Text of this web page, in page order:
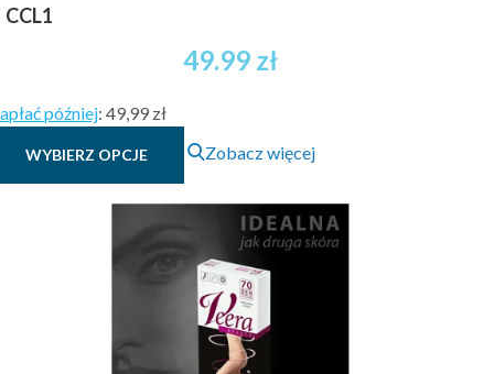
CCL1
49.99 zł
później: 49,99 zł
WYBIERZ OPCJE
Ten
produkt
wariantów.
Opcje
można
wybrać
Zobacz więcej